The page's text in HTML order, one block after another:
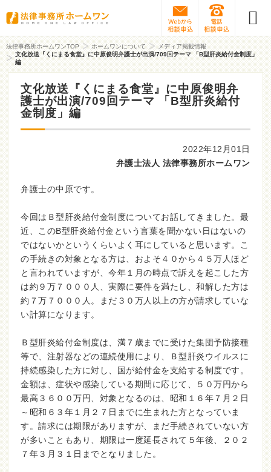
Webから相談予約
法律事務所ホームワンTOP ホームワンについて
メディア掲載情報
文化放送『くにまる食堂』に中原俊明弁護士が出演/709回テーマ 「B型肝炎給付金制度」
編
文化放送『くにまる食堂』に中原俊明弁
護士が出演/709回テーマ 「B型肝炎給付
金制度」編
2022年12月01日
弁護士法人 法律事務所ホームワン
弁護士の中原です。
今回はＢ型肝炎給付金制度についてお話してきました。最
近、このB型肝炎給付金という言葉を聞かない日はないの
ではないかというくらいよく耳にしていると思います。こ
の手続きの対象となる方は、およそ４０から４５万人ほど
と言われていますが、今年１月の時点で訴えを起こした方
は約９万７０００人、実際に要件を満たし、和解した方は
約７万７０００人。まだ３０万人以上の方が請求していな
い計算になります。
Ｂ型肝炎給付金制度は、満７歳までに受けた集団予防接種
等で、注射器などの連続使用により、Ｂ型肝炎ウイルスに
持続感染した方に対し、国が給付金を支給する制度です。
金額は、症状や感染している期間に応じて、５０万円から
最高３６００万円、対象となるのは、昭和１６年７月２日
～昭和６３年１月２７日までに生まれた方となっていま
す。請求には期限がありますが、まだ手続されていない方
が多いこともあり、期限は一度延長されて５年後、２０２
７年３月３１日までとなりました。